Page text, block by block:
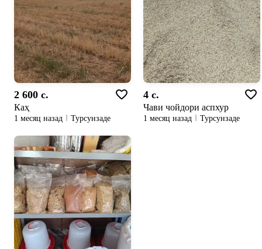
2 600 c.
Каҳ
1 месяц назад Турсунзаде
4 c.
Чави чойдори аспхур
1 месяц назад Турсунзаде